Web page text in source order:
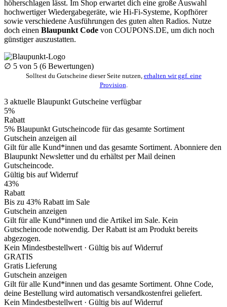
höherschlagen lässt. Im Shop erwartet dich eine große Auswahl
hochwertiger Wiedergabegeräte, wie Hi-Fi-Systeme, Kopfhörer
sowie verschiedene Ausführungen des guten alten Radios. Nutze
doch einen Blaupunkt Code von COUPONS.DE, um dich noch
günstiger auszustatten.
∅ 5 von 5 (6 Bewertungen)
Solltest du Gutscheine dieser Seite nutzen, erhalten wir ggf. eine
Provision
3 aktuelle Blaupunkt Gutscheine verfügbar
5%
Rabatt
5% Blaupunkt Gutscheincode für das gesamte Sortiment
Gutschein anzeigen ail
Gilt für alle Kund*innen und das gesamte Sortiment. Abonniere den
Blaupunkt Newsletter und du erhältst per Mail deinen
Gutscheincode.
Gültig bis auf Widerruf
43%
Rabatt
Bis zu 43% Rabatt im Sale
Gutschein anzeigen
Gilt für alle Kund*innen und die Artikel im Sale. Kein
Gutscheincode notwendig. Der Rabatt ist am Produkt bereits
abgezogen.
Kein Mindestbestellwert · Gültig bis auf Widerruf
GRATIS
Gratis Lieferung
Gutschein anzeigen
Gilt für alle Kund*innen und das gesamte Sortiment. Ohne Code,
deine Bestellung wird automatisch versandkostenfrei geliefert.
Kein Mindestbestellwert · Gültig bis auf Widerruf